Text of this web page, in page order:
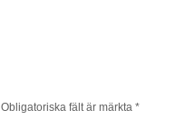
Obligatoriska fält är märkta *